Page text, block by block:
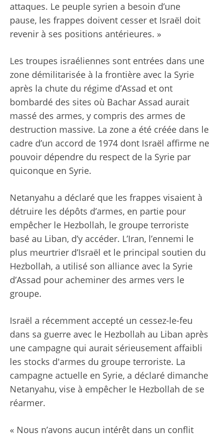
attaques. Le peuple syrien a besoin d’une
pause, les frappes doivent cesser et Israël doit
revenir à ses positions antérieures. »
Les troupes israéliennes sont entrées dans une
zone démilitarisée à la frontière avec la Syrie
après la chute du régime d’Assad et ont
bombardé des sites où Bachar Assad aurait
massé des armes, y compris des armes de
destruction massive. La zone a été créée dans le
cadre d’un accord de 1974 dont Israël affirme ne
pouvoir dépendre du respect de la Syrie par
quiconque en Syrie.
Netanyahu a déclaré que les frappes visaient à
détruire les dépôts d’armes, en partie pour
empêcher le Hezbollah, le groupe terroriste
basé au Liban, d’y accéder. L’Iran, l’ennemi le
plus meurtrier d’Israël et le principal soutien du
Hezbollah, a utilisé son alliance avec la Syrie
d’Assad pour acheminer des armes vers le
groupe.
Israël a récemment accepté un cessez-le-feu
dans sa guerre avec le Hezbollah au Liban après
une campagne qui aurait sérieusement affaibli
les stocks d'armes du groupe terroriste. La
campagne actuelle en Syrie, a déclaré dimanche
Netanyahu, vise à empêcher le Hezbollah de se
réarmer.
« Nous n’avons aucun intérêt dans un conflit